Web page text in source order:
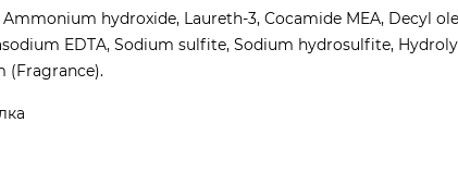
hydroxide, Laureth-3, Cocamide MEA, Decyl
EDTA, Sodium sulfite, Sodium hydrosulfite,
(Fragrance).